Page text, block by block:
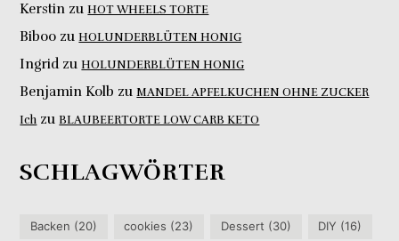
Kerstin zuHOT WHEELS TORTE
Biboo zuHOLUNDERBLÜTEN HONIG
IngridzuHOLUNDERBLÜTEN HONIG
Benjamin Kolb zuMANDEL APFELKUCHEN OHNE ZUCKER
Ich zuBLAUBEERTORTE LOW CARB KETO
SCHLAGWÖRTER
Backen (20) cookies (23) Dessert (30) DIY (16)